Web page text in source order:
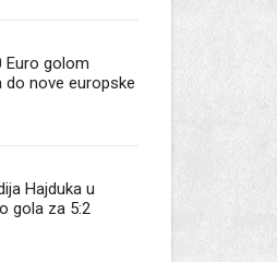
Euro golom
do nove europske
Hajduka u
gola za 5:2